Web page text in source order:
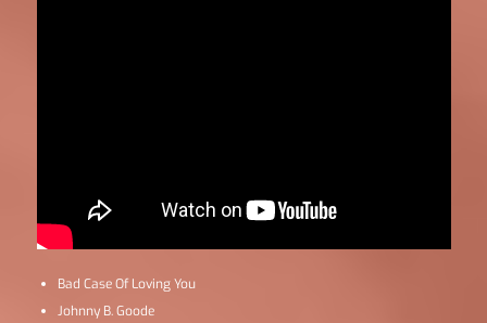
Bad Case Of Loving You
Johnny B. Goode